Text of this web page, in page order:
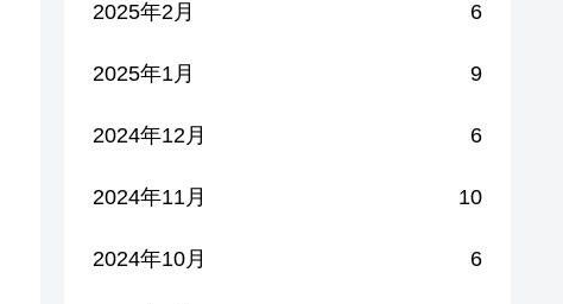
2025年2月 6
2025年1月 9
2024年12月 6
2024年11月 10
2024年10月 6